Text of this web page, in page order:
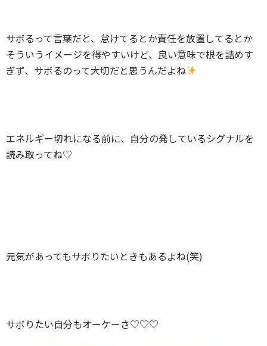
サボるって言葉だと、怠けてるとか責任を放置してるとか
そういうイメージを得やすいけど、良い意味で根を詰めす
ぎず、サボるのって大切だと思うんだよね
エネルギー切れになる前に、自分の発しているシグナルを
読み取ってね♡
元気があってもサボりたいときもあるよね(笑)
サボりたい自分もオーケーさ♡♡♡